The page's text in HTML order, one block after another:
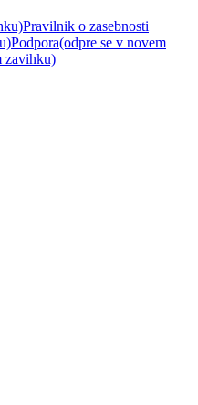
Pravilnik o zasebnosti
Podpora(odpre se v novem
zavihku)